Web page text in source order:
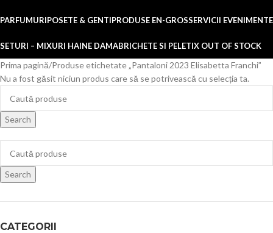
PARFUMURIPOSETE & GENTIPRODUSE EN-GROSSERVICII EVENIMENTE
SETURI – MIXURI HAINE DAMABRICHETE SI PELETIX OUT OF STOCK
Search
CATEGORII
Prima pagină Produse etichetate „Pantaloni 2023 Elisabetta Franchi”
Nu a fost găsit niciun produs care să se potrivească cu selecția ta.
Search